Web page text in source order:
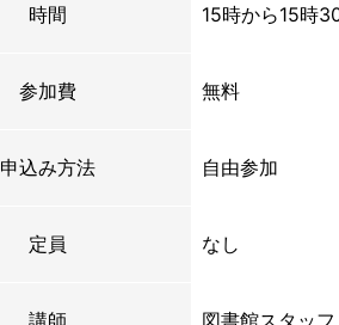
時間 15時から15時
参加費 無料
申込み方法 自由参加
定員 なし